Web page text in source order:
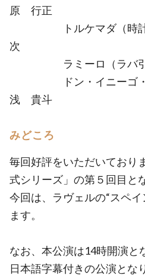
原 行正
トルケマダ（時計
次
ラミーロ（ラバ引
ドン・イニーゴ・ゴ
浅 貴斗
みどころ
毎回好評をいただいており
式シリーズ」の第５回目と
今回は、ラヴェルの“スペ
ます。
なお、本公演は14時開演と
日本語字幕付きの公演とな